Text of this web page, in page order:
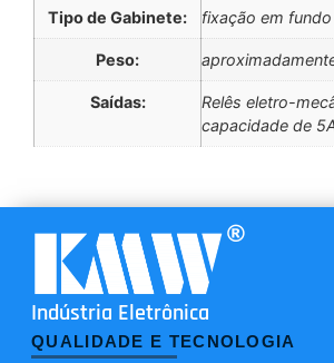
Tipo de Gabinete: fixação em
Peso:
Saídas:
Relês eletro-
capacidade de
Indústria Eletrônica
QUALIDADE E TECNOLOGIA